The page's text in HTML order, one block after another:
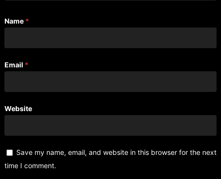
Name *
Email *
Website
Save my name, email, and website in this browser for the next
time I comment.